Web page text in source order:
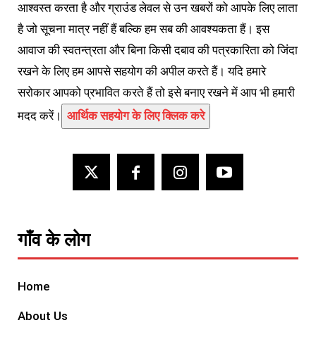
आश्वस्त करता है और ग्राउंड लेवल से उन खबरों को आपके लिए लाता
है जो सूचना मात्र नहीं हैं बल्कि हम सब की आवश्यकता हैं। इस
आवाज की स्वतन्त्रता और बिना किसी दबाव की पत्रकारिता को जिंदा
रखने के लिए हम आपसे सहयोग की अपील करते हैं। यदि हमारे
सरोकार आपको प्रभावित करते हैं तो इसे बनाए रखने में आप भी हमारी
मदद करें। आर्थिक सहयोग के लिए क्लिक करे
गाँव के लोग
Home
About Us